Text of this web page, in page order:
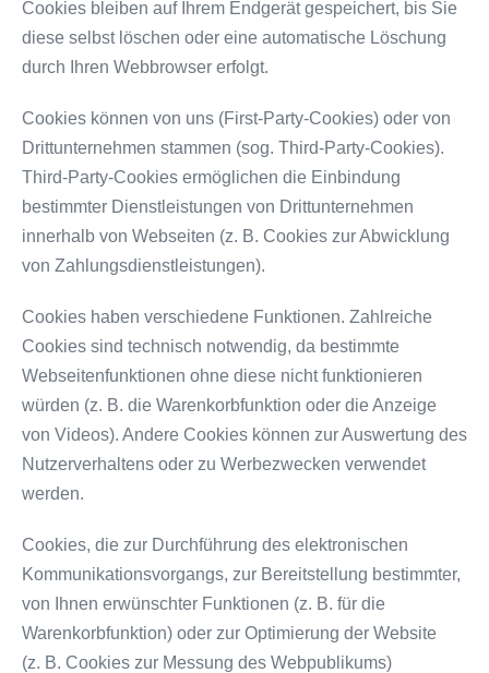
Cookies bleiben auf Ihrem Endgerät gespeichert, bis Sie
diese selbst löschen oder eine automatische Löschung
durch Ihren Webbrowser erfolgt.
Cookies können von uns (First-Party-Cookies) oder von
Drittunternehmen stammen (sog. Third-Party-Cookies).
Third-Party-Cookies ermöglichen die Einbindung
bestimmter Dienstleistungen von Drittunternehmen
innerhalb von Webseiten (z. B. Cookies zur Abwicklung
von Zahlungsdienstleistungen).
Cookies haben verschiedene Funktionen. Zahlreiche
Cookies sind technisch notwendig, da bestimmte
Webseitenfunktionen ohne diese nicht funktionieren
würden (z. B. die Warenkorbfunktion oder die Anzeige
von Videos). Andere Cookies können zur Auswertung des
Nutzerverhaltens oder zu Werbezwecken verwendet
werden.
Cookies, die zur Durchführung des elektronischen
Kommunikationsvorgangs, zur Bereitstellung bestimmter,
von Ihnen erwünschter Funktionen (z. B. für die
Warenkorbfunktion) oder zur Optimierung der Website
(z. B. Cookies zur Messung des Webpublikums)